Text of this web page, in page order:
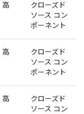
高
クローズド
ソース コン
ポーネント
高
クローズド
ソース コン
ポーネント
高
クローズド
ソース コン